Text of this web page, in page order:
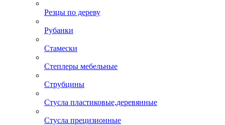
Резцы по дереву
Рубанки
Стамески
Степлеры мебельные
Струбцины
Стусла пластиковые,деревянные
Стусла прецизионные